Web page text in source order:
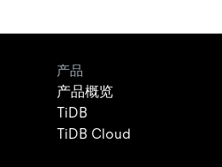
产品
产品概览
TiDB
TiDB Cloud